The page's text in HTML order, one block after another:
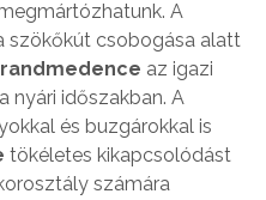
A
szökőkút csobogása alatt
az igazi
nyári időszakban. A
és buzgárokkal is
tökéletes kikapcsolódást
számára